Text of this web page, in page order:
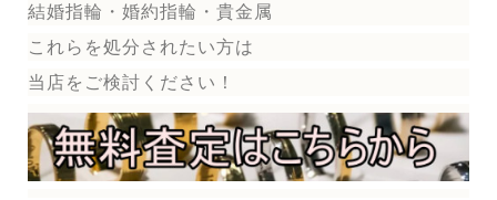
結婚指輪・婚約指輪・貴金属
これらを処分されたい方は
当店をご検討ください！